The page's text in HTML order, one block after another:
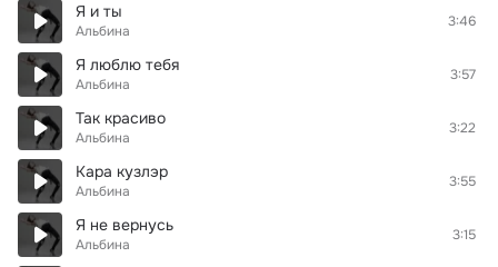
Я и ты
Альбина
3:46
Я люблю тебя
Альбина
3:57
Так красиво
Альбина
3:22
Кара кузлэр
Альбина
3:55
Я не вернусь
Альбина
3:15